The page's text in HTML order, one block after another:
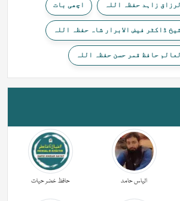
زاہد حفظہ اللہ اچھی بات
ڈاکٹر فیض الابرار شاہ حفظہ اللہ
حافظ قمر حسن حفظہ اللہ
الیاس حامد حافظ خضر حیات